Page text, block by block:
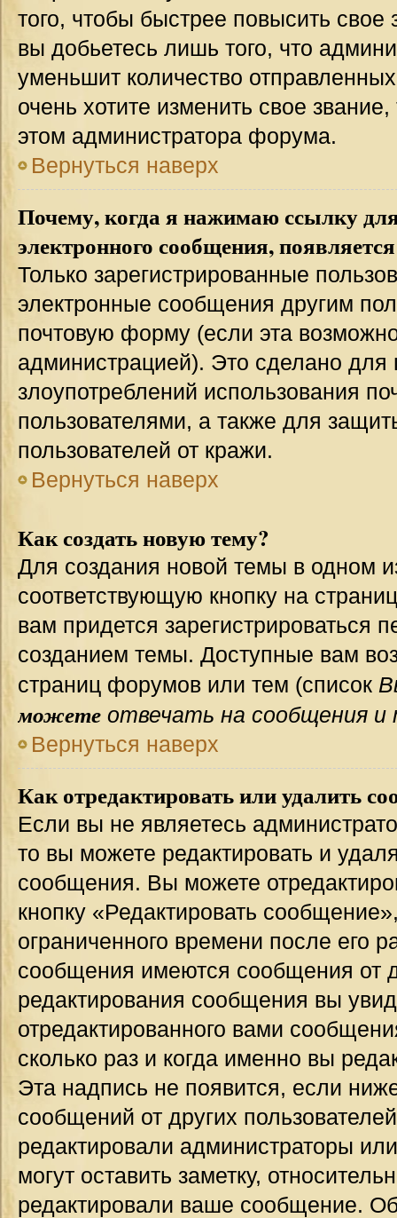
того, чтобы быстрее повысить
вы добьетесь лишь того, что
уменьшит количество
очень хотите изменить свое
этом администратора форума.
Вернуться наверх
Почему, когда я нажимаю ссылку
электронного сообщения,
Только зарегистрированные
электронные сообщения другим
почтовую форму (если эта
администрацией). Это сделано для
злоупотреблений использования
пользователями, а также для
пользователей от кражи.
Вернуться наверх
Как создать новую тему?
Для создания новой темы в одном
соответствующую кнопку на
вам придется зарегистрироваться
созданием темы. Доступные вам
страниц форумов или тем (список
можете отвечать на сообщения и
Вернуться наверх
Как отредактировать или удалить
Если вы не являетесь
то вы можете редактировать и
сообщения. Вы можете
кнопку «Редактировать
ограниченного времени после его
сообщения имеются сообщения от
редактирования сообщения вы
отредактированного вами
сколько раз и когда именно вы
Эта надпись не появится, если
сообщений от других
редактировали администраторы
могут оставить заметку,
редактировали ваше сообщение.